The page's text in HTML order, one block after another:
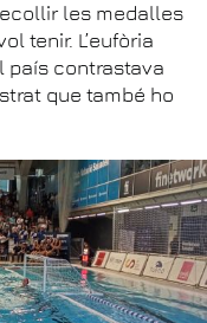
les medalles
tenir. L’eufòria
país contrastava
que també ho